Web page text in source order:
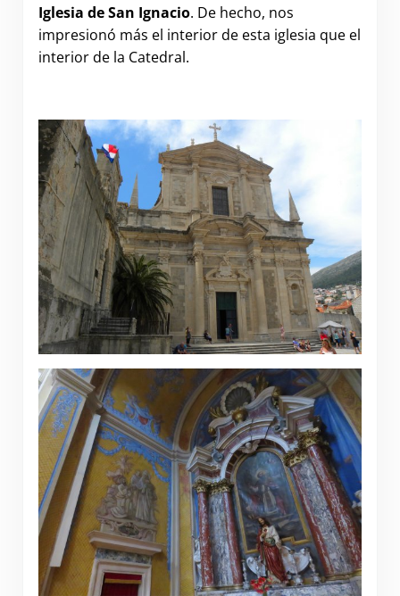
Iglesia de San Ignacio. De hecho, nos
impresionó más el interior de esta iglesia que el
interior de la Catedral.